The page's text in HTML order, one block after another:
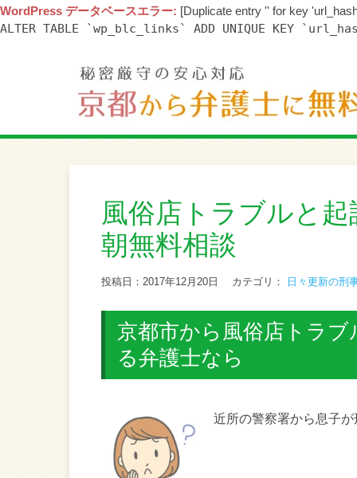
WordPress データベースエラー: [Duplicate entry '' for key
ALTER TABLE `wp_blc_links` ADD UNIQUE KEY
風俗店トラブルと
朝無料相談
投稿日：2017年12月20日 カテゴリ： 日々更新の刑
京都市から風俗店トラ
る弁護士なら
近所の警察署から息子